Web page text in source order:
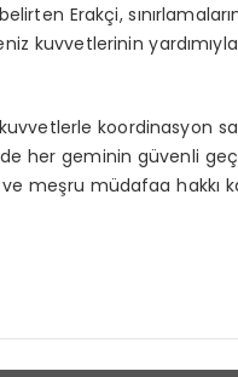
belirten Erakçi,
kuvvetlerinin
koordinasyon
her geminin güvenli
meşru müdafaa hakkı